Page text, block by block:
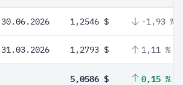
30.06.2026 1,2546 $ -1,93 %
31.03.2026 1,2793 $ 1,11 %
5,0586 $ 0,15 %